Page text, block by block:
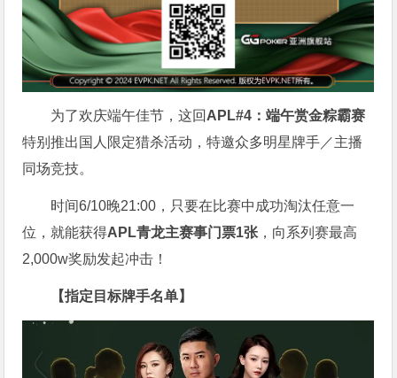
为了欢庆端午佳节，这回 APL#4：端午赏金粽霸赛
特别推出国人限定猎杀活动，特邀众多明星牌手／主播
同场竞技。
时间6/10晚21:00，只要在比赛中成功淘汰任意一
位，就能获得APL青龙主赛事门票1张 ，向系列赛最高
2,000w奖励发起冲击！
【指定目标牌手名单】